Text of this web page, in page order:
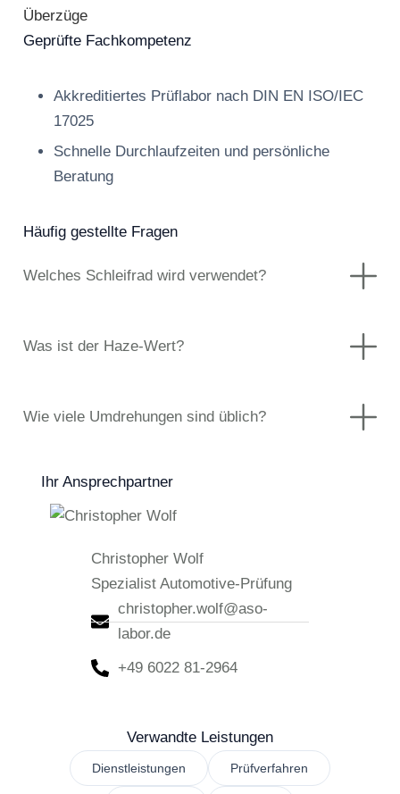
Überzüge
Geprüfte Fachkompetenz
Akkreditiertes Prüflabor nach DIN EN ISO/IEC
17025
Schnelle Durchlaufzeiten und persönliche
Beratung
Häufig gestellte Fragen
Welches Schleifrad wird verwendet?
Was ist der Haze-Wert?
Wie viele Umdrehungen sind üblich?
Ihr Ansprechpartner
Christopher Wolf
Spezialist Automotive-Prüfung
christopher.wolf@aso-
labor.de
+49 6022 81-2964
Verwandte Leistungen
Dienstleistungen Prüfverfahren